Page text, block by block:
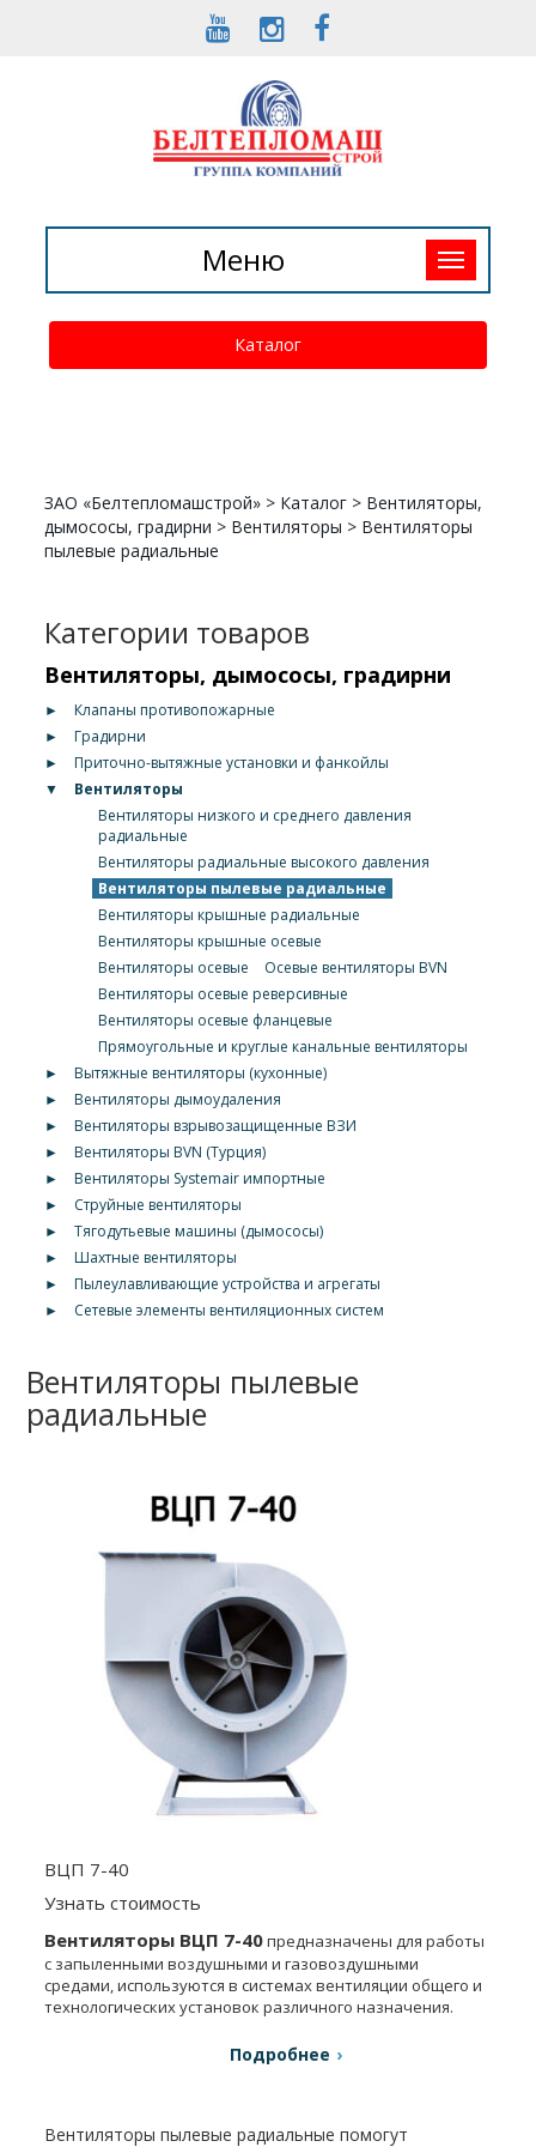
Toggle
navigation
Меню
Каталог
ЗАО «Белтепломашстрой» > Каталог > Вентиляторы,
дымососы, градирни > Вентиляторы > Вентиляторы
пылевые радиальные
Категории товаров
Вентиляторы, дымососы, градирни
►
Клапаны противопожарные
►
Градирни
►
Приточно-вытяжные установки и фанкойлы
▼
Вентиляторы
Вентиляторы низкого и среднего давления
радиальные
Вентиляторы радиальные высокого давления
Вентиляторы пылевые радиальные
Вентиляторы крышные радиальные
Вентиляторы крышные осевые
Вентиляторы осевые
Осевые вентиляторы BVN
Вентиляторы осевые реверсивные
Вентиляторы осевые фланцевые
Прямоугольные и круглые канальные вентиляторы
►
Вытяжные вентиляторы (кухонные)
►
Вентиляторы дымоудаления
►
Вентиляторы взрывозащищенные ВЗИ
►
Вентиляторы BVN (Турция)
►
Вентиляторы Systemair импортные
►
Струйные вентиляторы
►
Тягодутьевые машины (дымососы)
►
Шахтные вентиляторы
►
Пылеулавливающие устройства и агрегаты
►
Сетевые элементы вентиляционных систем
Вентиляторы пылевые
радиальные
ВЦП 7-40
Узнать стоимость
Вентиляторы ВЦП 7-40предназначены для работы
с запыленными воздушными и газовоздушными
средами, используются в системах вентиляции общего и
технологических установок различного назначения.
Подробнее
Вентиляторы пылевые радиальные помогут